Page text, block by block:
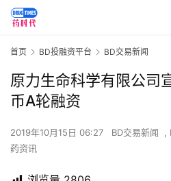
首页 BD投融资平台 BD交易新闻
原力生命科学有限公司
币A轮融资
2019年10月15日 06:27 BD交易新闻 ,
药资讯